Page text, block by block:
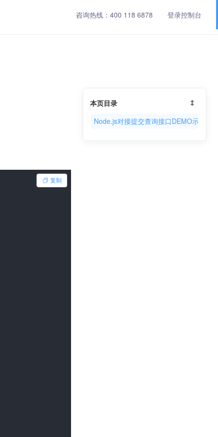
咨询热线： 400 118 6878 登录控制台
复制
本页目录
Node.js对接提交查询接口DEMO示例